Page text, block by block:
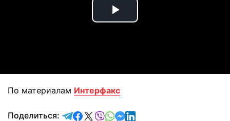
Play
По материалам Интерфакс
Поделиться: отправить в Telegram
поделиться в Facebook
поделиться в X
отправить в Viber
отправить в Whatsapp
отправить в Messenger
отправить в LinkedIn